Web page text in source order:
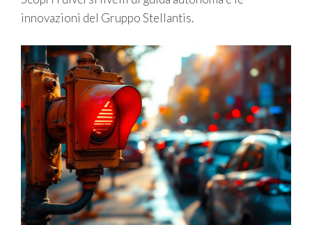
innovazioni del Gruppo Stellantis.